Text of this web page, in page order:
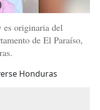
es originaria del
de El Paraíso,
Honduras